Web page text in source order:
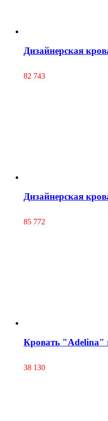
Дизайнерская
82 743
Дизайнерская
85 772
Кровать "Adelina"
38 130